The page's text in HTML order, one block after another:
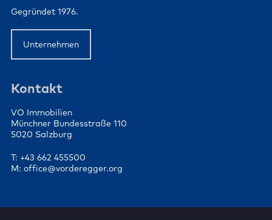
Gegründet 1976.
Unternehmen
Kontakt
VO Immobilien
Münchner Bundesstraße 110
5020 Salzburg
T: +43 662 455500
M: office@vorderegger.org